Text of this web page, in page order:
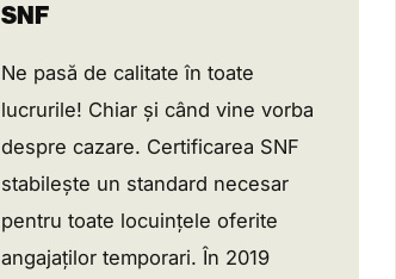
SNF
Ne pasă de calitate în toate
lucrurile! Chiar și când vine vorba
despre cazare. Certificarea SNF
stabilește un standard necesar
pentru toate locuințele oferite
angajaților temporari. În 2019